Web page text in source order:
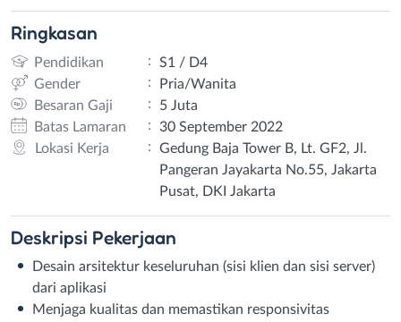
Ringkasan
Pendidikan :
S1 / D4
Gender
:
Pria/Wanita
Besaran Gaji
:
5 Juta
Batas Lamaran
:
30 September 2022
Lokasi Kerja
:
Gedung Baja Tower B, Lt. GF2, Jl.
Pangeran Jayakarta No.55, Jakarta
Pusat, DKI Jakarta
Deskripsi Pekerjaan
Desain arsitektur keseluruhan (sisi klien dan sisi server)
dari aplikasi
Menjaga kualitas dan memastikan responsivitas